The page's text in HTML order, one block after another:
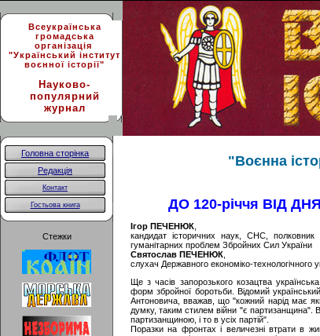
Всеукраїнська
громадська
організація
"Український інститут
воєнної історії"
Науково-
популярний
журнал
Головна сторінка
Редакція
Контакт
Гостьова книга
Стежки
"Воєнна
ДО 120-річчя ВІД
Ігор ПЕЧЕНЮК
кандидат історичних наук, СНС, полковник
гуманітарних проблем Збройних Сил України
Святослав ПЕЧЕНЮК
слухач Державного економіко-технологічного
Ще з часів запорозького козацтва
форм збройної боротьби. Відомий
Антоновича, вважав, що "кожний нарід має
думку, таким стилем війни "є партизанщина".
партизанщиною, і то в усіх партій".
Поразки на фронтах і величезні втрати в